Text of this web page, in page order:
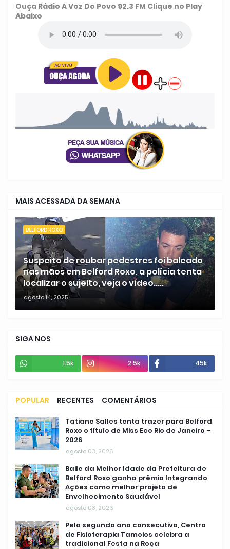
Ouça Rádio A Voz Do Povo 92.3 FM Clique no Play
Abaixo
MAIS ACESSADA DA SEMANA
BELFORD ROXO
Suspeito de roubar pedestres foi baleado
nas mãos em Belford Roxo, a polícia tenta
localizar o sujeito, veja o vídeo.....
agosto 14, 2025
SIGA NOS
1.5k 2.5k 45k
POPULAR RECENTES COMENTÁRIOS
Tatiane Salles tenta trazer para Belford
Roxo o título de Miss Eco Rio de Janeiro –
2026
agosto 03, 2026
Baile da Melhor Idade da Prefeitura de
Belford Roxo ganha prêmio Integrando
Ações como melhor projeto de
Envelhecimento Saudável
agosto 03, 2026
Pelo segundo ano consecutivo, Centro
de Fisioterapia Tamoios celebra a
tradicional Festa na Roça